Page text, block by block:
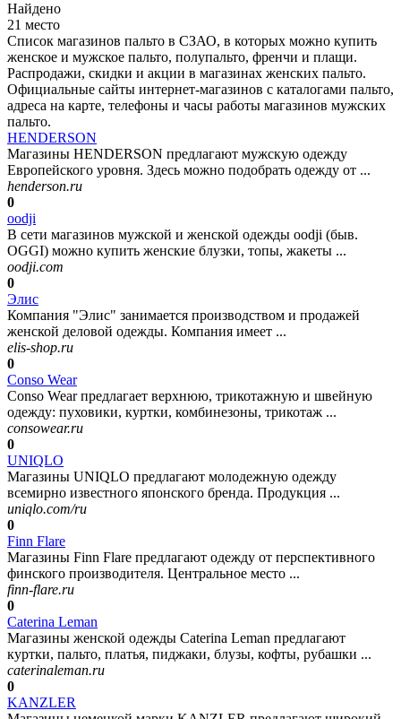
Найдено
21 место
Список магазинов пальто в СЗАО, в которых можно купить
женское и мужское пальто, полупальто, френчи и плащи.
Распродажи, скидки и акции в магазинах женских пальто.
Официальные сайты интернет-магазинов с каталогами пальто,
адреса на карте, телефоны и часы работы магазинов мужских
пальто.
HENDERSON
Магазины HENDERSON предлагают мужскую одежду
Европейского уровня. Здесь можно подобрать одежду от ...
henderson.ru
0
oodji
В сети магазинов мужской и женской одежды oodji (быв.
OGGI) можно купить женские блузки, топы, жакеты ...
oodji.com
0
Элис
Компания "Элис" занимается производством и продажей
женской деловой одежды. Компания имеет ...
elis-shop.ru
0
Conso Wear
Conso Wear предлагает верхнюю, трикотажную и швейную
одежду: пуховики, куртки, комбинезоны, трикотаж ...
consowear.ru
0
UNIQLO
Магазины UNIQLO предлагают молодежную одежду
всемирно известного японского бренда. Продукция ...
uniqlo.com/ru
0
Finn Flare
Магазины Finn Flare предлагают одежду от перспективного
финского производителя. Центральное место ...
finn-flare.ru
0
Caterina Leman
Магазины женской одежды Caterina Leman предлагают
куртки, пальто, платья, пиджаки, блузы, кофты, рубашки ...
caterinaleman.ru
0
KANZLER